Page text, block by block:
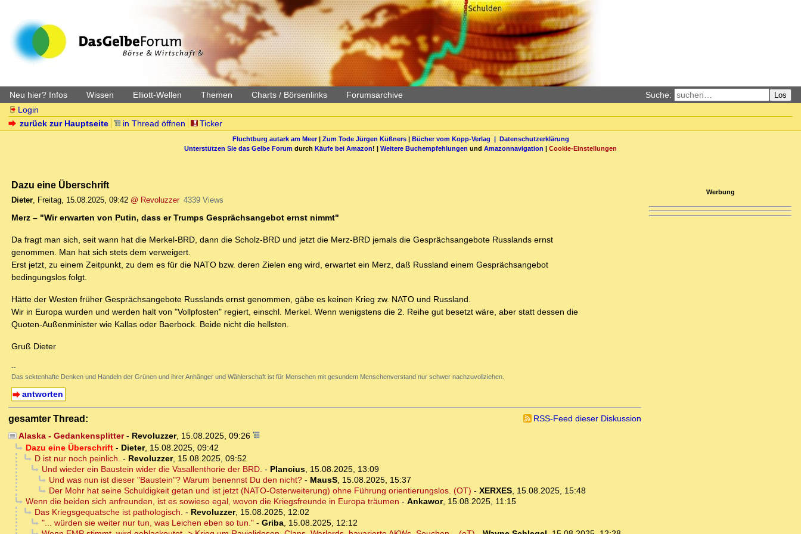
Neu hier? Infos Wissen Elliott-Wellen Themen Charts / Börsenlinks Forumsarchive Suche: Los
Login
zurück zur Hauptseite
in Thread öffnen Ticker
Fluchtburg autark am Meer| Zum Tode Jürgen Küßners| Bücher vom Kopp-Verlag | Datenschutzerklärung
Unterstützen Sie das Gelbe Forum durch Käufe bei Amazon! | Weitere Buchempfehlungen und Amazonnavigation | Cookie-Einstellungen
Dazu eine Überschrift
Dieter, Freitag, 15.08.2025, 09:42 @ Revoluzzer 4339 Views
Merz – "Wir erwarten von Putin, dass er Trumps Gesprächsangebot ernst nimmt"
Da fragt man sich, seit wann hat die Merkel-BRD, dann die Scholz-BRD und jetzt die Merz-BRD jemals die Gesprächsangebote Russlands ernst
genommen. Man hat sich stets dem verweigert.
Erst jetzt, zu einem Zeitpunkt, zu dem es für die NATO bzw. deren Zielen eng wird, erwartet ein Merz, daß Russland einem Gesprächsangebot
bedingungslos folgt.
Hätte der Westen früher Gesprächsangebote Russlands ernst genommen, gäbe es keinen Krieg zw. NATO und Russland.
Wir in Europa wurden und werden halt von "Vollpfosten" regiert, einschl. Merkel. Wenn wenigstens die 2. Reihe gut besetzt wäre, aber statt dessen die
Quoten-Außenminister wie Kallas oder Baerbock. Beide nicht die hellsten.
Gruß Dieter
--
Das sektenhafte Denken und Handeln der Grünen und ihrer Anhänger und Wählerschaft ist für Menschen mit gesundem Menschenverstand nur schwer nachzuvollziehen.
antworten
gesamter Thread:
RSS-Feed dieser Diskussion
Alaska - Gedankensplitter- Revoluzzer, 15.08.2025, 09:26
Dazu eine Überschrift- Dieter, 15.08.2025, 09:42
D ist nur noch peinlich. - Revoluzzer, 15.08.2025, 09:52
Und wieder ein Baustein wider die Vasallenthorie der BRD. - Plancius, 15.08.2025, 13:09
Und was nun ist dieser "Baustein"? Warum benennst Du den nicht?- MausS, 15.08.2025, 15:37
Der Mohr hat seine Schuldigkeit getan und ist jetzt (NATO-Osterweiterung) ohne Führung orientierungslos. (OT) - XERXES, 15.08.2025, 15:48
Wenn die beiden sich anfreunden, ist es sowieso egal, wovon die Kriegsfreunde in Europa träumen - Ankawor, 15.08.2025, 11:15
Das Kriegsgequatsche ist pathologisch. - Revoluzzer, 15.08.2025, 12:02
"... würden sie weiter nur tun, was Leichen eben so tun."- Griba, 15.08.2025, 12:12
Werbung